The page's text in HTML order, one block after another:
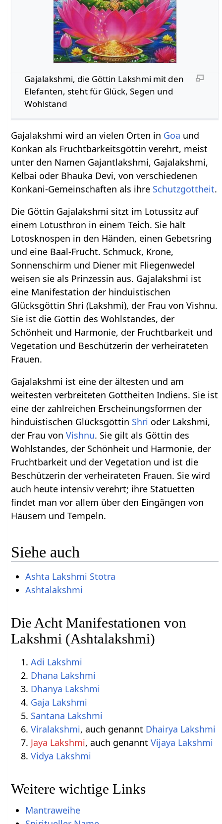
Gajalakshmi, die Göttin Lakshmi mit den
Elefanten, steht für Glück, Segen und
Wohlstand
Gajalakshmi wird an vielen Orten in Goa und
Konkan als Fruchtbarkeitsgöttin verehrt, meist
unter den Namen Gajantlakshmi, Gajalakshmi,
Kelbai oder Bhauka Devi, von verschiedenen
Konkani-Gemeinschaften als ihre Schutzgottheit.
Die Göttin Gajalakshmi sitzt im Lotussitz auf
einem Lotusthron in einem Teich. Sie hält
Lotosknospen in den Händen, einen Gebetsring
und eine Baal-Frucht. Schmuck, Krone,
Sonnenschirm und Diener mit Fliegenwedel
weisen sie als Prinzessin aus. Gajalakshmi ist
eine Manifestation der hinduistischen
Glücksgöttin Shri (Lakshmi), der Frau von Vishnu.
Sie ist die Göttin des Wohlstandes, der
Schönheit und Harmonie, der Fruchtbarkeit und
Vegetation und Beschützerin der verheirateten
Frauen.
Gajalakshmi ist eine der ältesten und am
weitesten verbreiteten Gottheiten Indiens. Sie ist
eine der zahlreichen Erscheinungsformen der
hinduistischen Glücksgöttin Shri oder Lakshmi,
der Frau vonVishnu. Sie gilt als Göttin des
Wohlstandes, der Schönheit und Harmonie, der
Fruchtbarkeit und der Vegetation und ist die
Beschützerin der verheirateten Frauen. Sie wird
auch heute intensiv verehrt; ihre Statuetten
findet man vor allem über den Eingängen von
Häusern und Tempeln.
Siehe auch
Ashta Lakshmi Stotra
Ashtalakshmi
Die Acht Manifestationen von
Lakshmi (Ashtalakshmi)
Adi Lakshmi
Dhana Lakshmi
Dhanya Lakshmi
Gaja Lakshmi
Santana Lakshmi
Viralakshmi, auch genannt Dhairya Lakshmi
Jaya Lakshmi, auch genanntVijaya Lakshmi
Vidya Lakshmi
Weitere wichtige Links
Mantraweihe